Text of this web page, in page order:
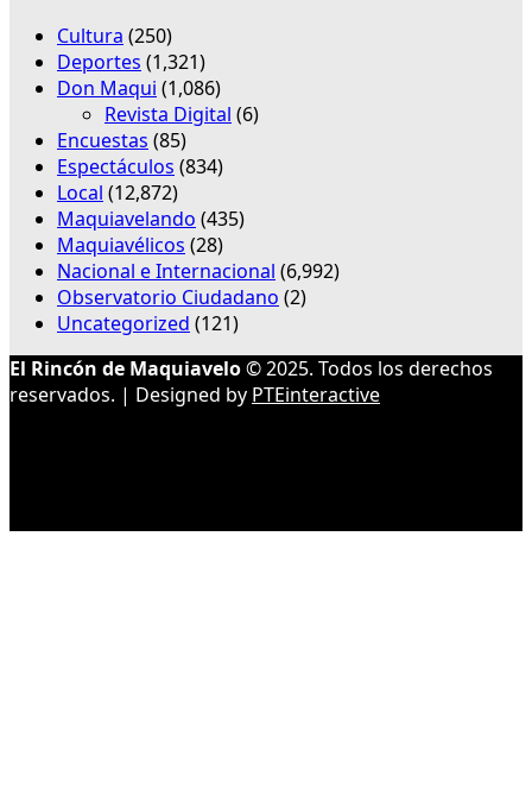
Cultura (250)
Deportes (1,321)
Don Maqui (1,086)
Revista Digital (6)
Encuestas (85)
Espectáculos (834)
Local (12,872)
Maquiavelando (435)
Maquiavélicos (28)
Nacional e Internacional (6,992)
Observatorio Ciudadano (2)
Uncategorized (121)
El Rincón de Maquiavelo© 2025. Todos los derechos
reservados. | Designed by PTEinteractive